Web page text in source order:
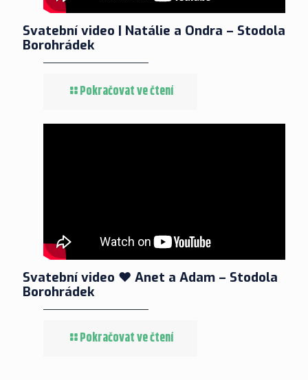
Svatební video | Natálie a Ondra – Stodola
Borohrádek
Pokračovat ve čtení
Svatební video ❤ Anet a Adam – Stodola
Borohrádek
Pokračovat ve čtení